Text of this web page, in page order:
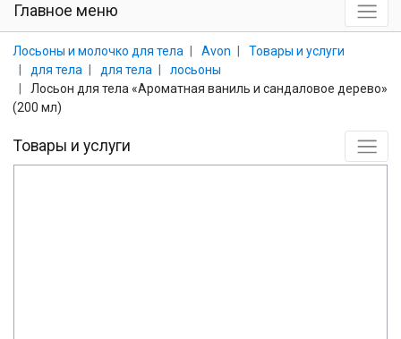
Главное меню
Лосьоны и молочко для тела Avon
Товары и услуги
для тела
для тела
лосьоны
Лосьон для тела «Ароматная ваниль и сандаловое дерево»
(200 мл)
Товары и услуги